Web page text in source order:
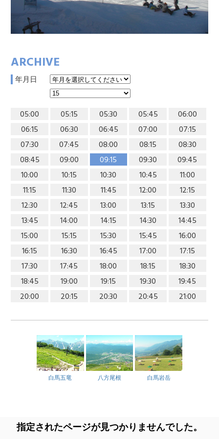
ARCHIVE
年月日
05:00 05:15 05:30 05:45
06:00
06:15
06:30 06:45 07:00
07:15
07:30
07:45 08:00 08:15
08:30
08:45
09:00 09:15 09:30
09:45
10:00
10:15 10:30 10:45
11:00
11:15
11:30 11:45 12:00
12:15
12:30
12:45 13:00 13:15
13:30
13:45
14:00 14:15 14:30
14:45
15:00
15:15 15:30 15:45
16:00
16:15
16:30 16:45 17:00
17:15
17:30
17:45 18:00 18:15
18:30
18:45
19:00 19:15 19:30
19:45
20:00
20:15 20:30 20:45 21:00
白馬五竜 八方尾根 白馬岩岳